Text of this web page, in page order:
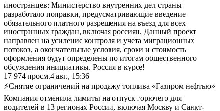
иностранцев: Министерство внутренних дел страны
разработало поправки, предусматривающие введение
обязательного платного разрешения на въезд для всех
иностранных граждан, включая россиян. Данный проект
направлен на усиление контроля и учета миграционных
потоков, а окончательные условия, сроки и стоимость
оформления будут определены по итогам общественного
обсуждения инициативы. Россия в курсе!
17 974 просм.4 авг., 15:36
⚡Снятие ограничений на продажу топлива «Газпром нефтью»
Компания отменила лимиты на отпуск горючего для
водителей в 13 регионах России, включая Москву и Санкт-